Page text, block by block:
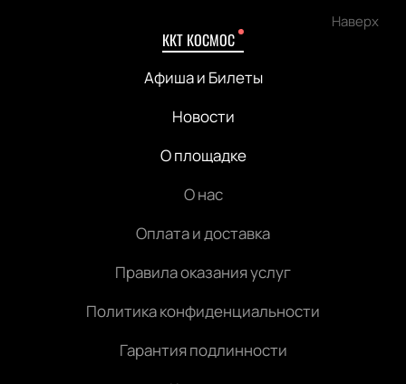
Наверх
ККТ КОСМОС
Афиша и Билеты
Новости
О площадке
О нас
Оплата и доставка
Правила оказания услуг
Политика конфиденциальности
Гарантия подлинности